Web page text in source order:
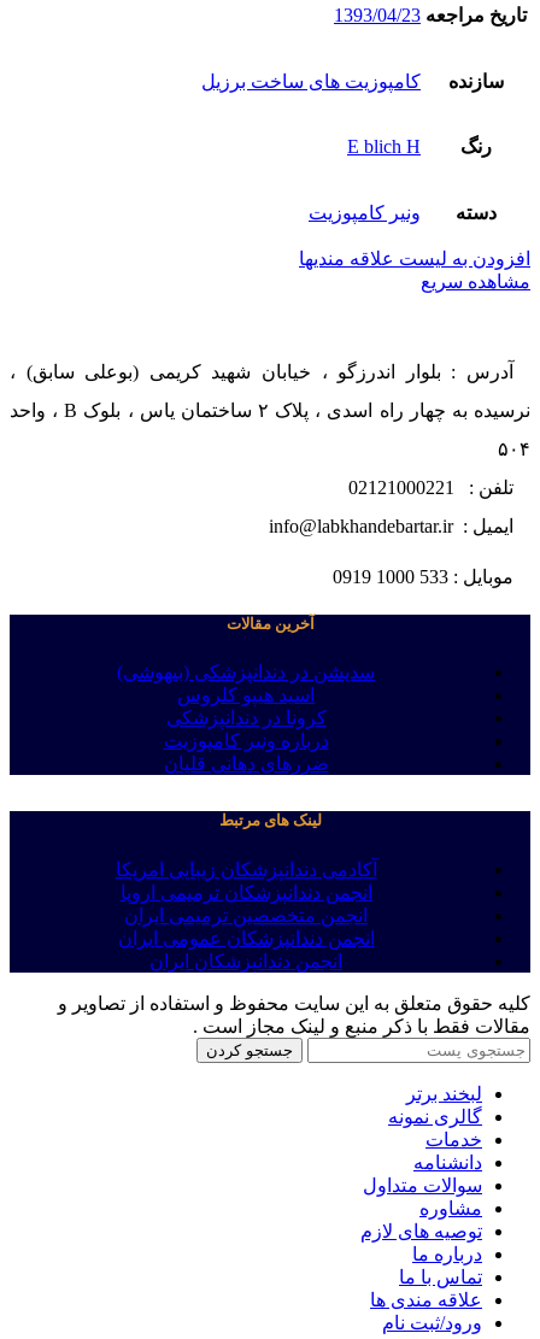
تاریخ مراجعه 1393/04/23
سازنده کامپوزیت های ساخت برزیل
رنگ E blich H
دسته ونیر کامپوزیت
افزودن به لیست علاقه مندیها
مشاهده سریع
آدرس : بلوار اندرزگو ، خیابان شهید کریمی (بوعلی سابق) ،
نرسیده به چهار راه اسدی ، پلاک ۲ ساختمان یاس ، بلوک B ، واحد
۵۰۴
تلفن : 02121000221
ایمیل : info@labkhandebartar.ir
موبایل : 533 1000 0919
آخرین مقالات
سدیشن در دندانپزشکی (بیهوشی)
اسید هیپو کلروس
کرونا در دندانپزشکی
درباره ونیر کامپوزیت
ضررهای دهانی قلیان
لینک های مرتبط
آکادمی دندانپزشکان زیبایی امریکا
انجمن دندانپزشکان ترمیمی اروپا
انجمن متخصصین ترمیمی ایران
انجمن دندانپزشکان عمومی ایران
انجمن دندانپزشکان ایران
کلیه حقوق متعلق به این سایت محفوظ و استفاده از تصاویر و
مقالات فقط با ذکر منبع و لینک مجاز است .
جستجو کردن
لبخند برتر
گالری نمونه
خدمات
دانشنامه
سوالات متداول
مشاوره
توصیه های لازم
درباره ما
تماس با ما
علاقه مندی ها
ورود/ثبت نام